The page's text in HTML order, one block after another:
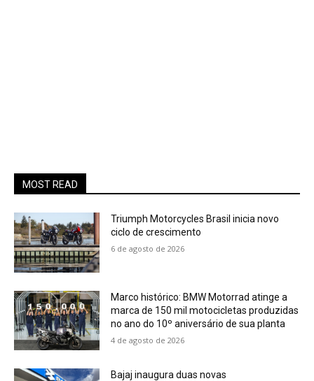
MOST READ
Triumph Motorcycles Brasil inicia novo
ciclo de crescimento
6 de agosto de 2026
Marco histórico: BMW Motorrad atinge a
marca de 150 mil motocicletas produzidas
no ano do 10º aniversário de sua planta
4 de agosto de 2026
Bajaj inaugura duas novas